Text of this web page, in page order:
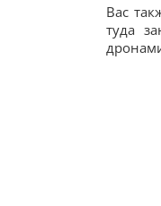
Вас
туда